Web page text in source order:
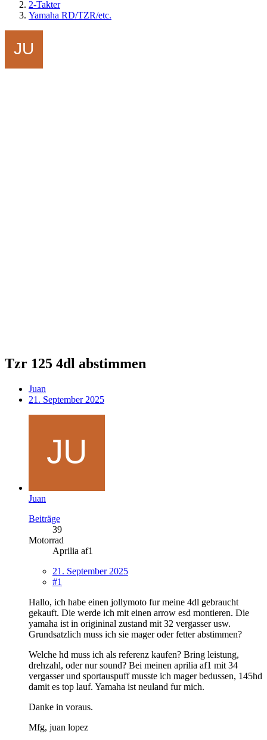
2-Takter
Yamaha RD/TZR/etc.
Tzr 125 4dl abstimmen
Juan
21. September 2025
Juan
Beiträge
39
Motorrad
Aprilia af1
21. September 2025
#1
Hallo, ich habe einen jollymoto fur meine 4dl gebraucht
gekauft. Die werde ich mit einen arrow esd montieren. Die
yamaha ist in origininal zustand mit 32 vergasser usw.
Grundsatzlich muss ich sie mager oder fetter abstimmen?
Welche hd muss ich als referenz kaufen? Bring leistung,
drehzahl, oder nur sound? Bei meinen aprilia af1 mit 34
vergasser und sportauspuff musste ich mager bedussen, 145hd
damit es top lauf. Yamaha ist neuland fur mich.
Danke in voraus.
Mfg, juan lopez